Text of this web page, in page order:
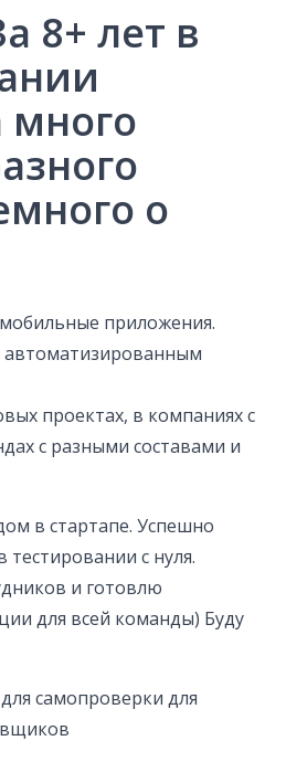
8+ лет в
много
о
приложения.
проектах, в компаниях с
с разными составами и
в стартапе. Успешно
с нуля.
и готовлю
для всей команды) Буду
самопроверки для